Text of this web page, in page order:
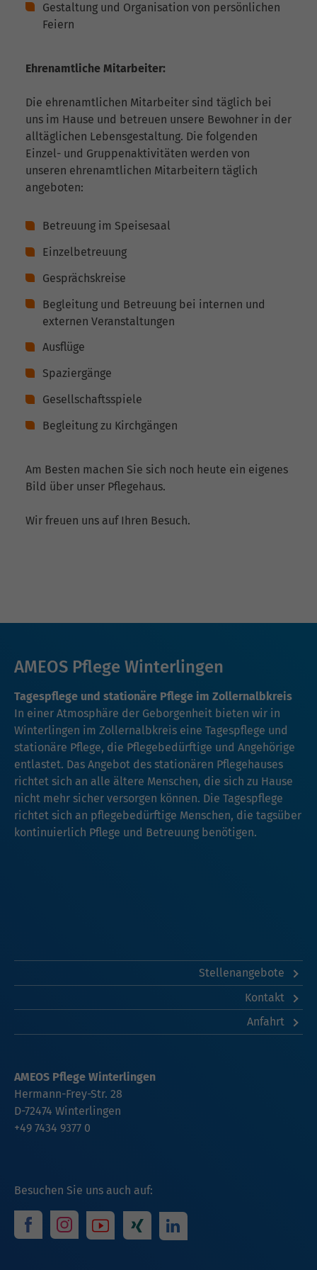
Gestaltung und Organisation von persönlichen
Feiern
Ehrenamtliche Mitarbeiter:
Die ehrenamtlichen Mitarbeiter sind täglich bei
uns im Hause und betreuen unsere Bewohner in der
alltäglichen Lebensgestaltung. Die folgenden
Einzel- und Gruppenaktivitäten werden von
unseren ehrenamtlichen Mitarbeitern täglich
angeboten:
Betreuung im Speisesaal
Einzelbetreuung
Gesprächskreise
Begleitung und Betreuung bei internen und
externen Veranstaltungen
Ausflüge
Spaziergänge
Gesellschaftsspiele
Begleitung zu Kirchgängen
Am Besten machen Sie sich noch heute ein eigenes
Bild über unser Pflegehaus.
Wir freuen uns auf Ihren Besuch.
AMEOS Pflege Winterlingen
Tagespflege und stationäre Pflege im Zollernalbkreis
In einer Atmosphäre der Geborgenheit bieten wir in
Winterlingen im Zollernalbkreis eine Tagespflege und
stationäre Pflege, die Pflegebedürftige und Angehörige
entlastet. Das Angebot des stationären Pflegehauses
richtet sich an alle ältere Menschen, die sich zu Hause
nicht mehr sicher versorgen können. Die Tagespflege
richtet sich an pflegebedürftige Menschen, die tagsüber
kontinuierlich Pflege und Betreuung benötigen.
Stellenangebote
Kontakt
Anfahrt
Besuchen Sie uns auch auf:
AMEOS Pflege Winterlingen
Hermann-Frey-Str. 28
D-72474 Winterlingen
+49 7434 9377 0